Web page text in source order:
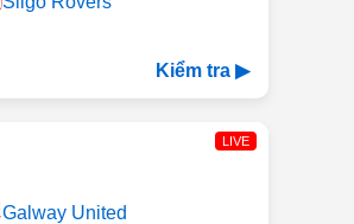
Kiểm tra ▶
LIVE
Galway United